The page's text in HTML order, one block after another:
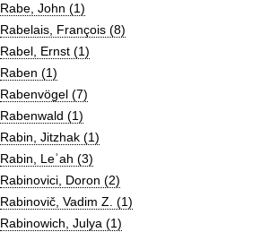
Rabe, John (1)
Rabelais, François (8)
Rabel, Ernst (1)
Raben (1)
Rabenvögel (7)
Rabenwald (1)
Rabin, Jitzhak (1)
Rabin, Leʾah (3)
Rabinovici, Doron (2)
Rabinovič, Vadim Z. (1)
Rabinowich, Julya (1)